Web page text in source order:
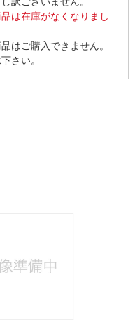
は在庫がなくなりまし
はご購入できません。
さい。